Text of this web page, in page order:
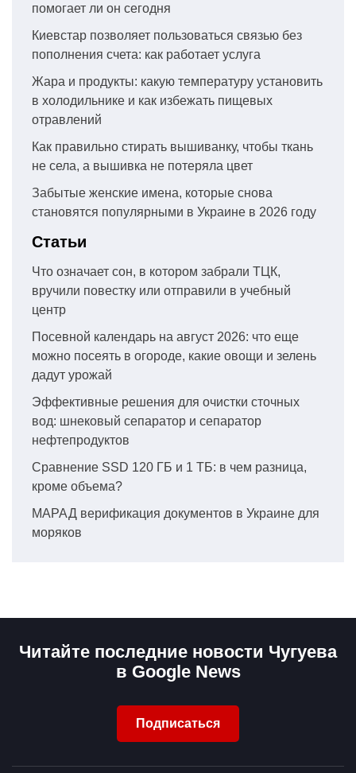
помогает ли он сегодня
Киевстар позволяет пользоваться связью без
пополнения счета: как работает услуга
Жара и продукты: какую температуру установить
в холодильнике и как избежать пищевых
отравлений
Как правильно стирать вышиванку, чтобы ткань
не села, а вышивка не потеряла цвет
Забытые женские имена, которые снова
становятся популярными в Украине в 2026 году
Статьи
Что означает сон, в котором забрали ТЦК,
вручили повестку или отправили в учебный
центр
Посевной календарь на август 2026: что еще
можно посеять в огороде, какие овощи и зелень
дадут урожай
Эффективные решения для очистки сточных
вод: шнековый сепаратор и сепаратор
нефтепродуктов
Сравнение SSD 120 ГБ и 1 ТБ: в чем разница,
кроме объема?
МАРАД верификация документов в Украине для
моряков
Читайте последние новости Чугуева
в Google News
Подписаться